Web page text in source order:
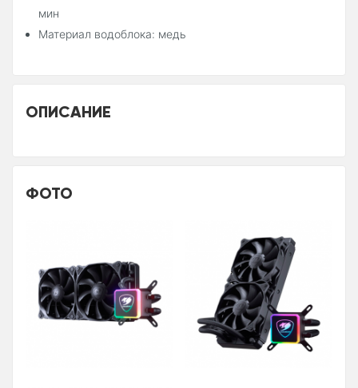
мин
Материал водоблока: медь
ОПИСАНИЕ
ФОТО